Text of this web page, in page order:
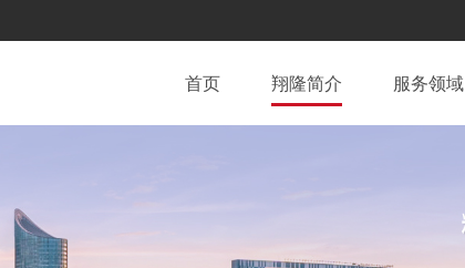
首页 翔隆简介 服务领域